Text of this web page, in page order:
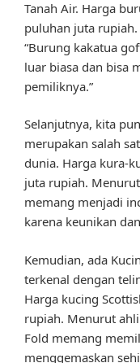
Tanah Air. Harga
puluhan juta
“Burung kakatua
luar biasa dan bisa
pemiliknya.”
Selanjutnya, kita
merupakan salah
dunia. Harga kura-
juta rupiah.
memang menjadi
karena keunikan
Kemudian, ada
terkenal dengan
Harga kucing
rupiah. Menurut ahli
Fold memang
menggemaskan